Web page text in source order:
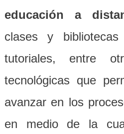
educación a
clases y
tutoriales, entre
tecnológicas que
avanzar en los
en medio de la